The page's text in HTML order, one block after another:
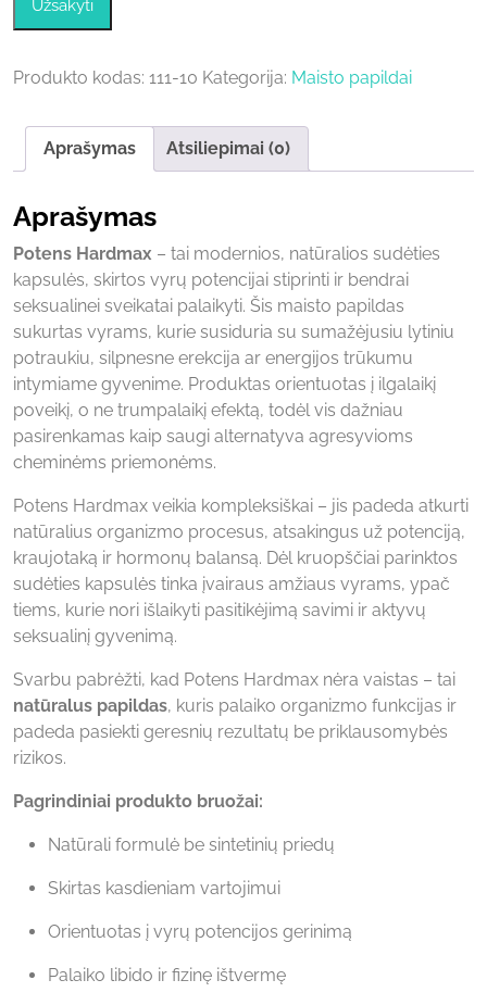
25,00 €.
Užsakyti
Produkto kodas: 111-10 Kategorija: Maisto papildai
Aprašymas Atsiliepimai (0)
Aprašymas
Potens Hardmax – tai modernios, natūralios sudėties
kapsulės, skirtos vyrų potencijai stiprinti ir bendrai
seksualinei sveikatai palaikyti. Šis maisto papildas
sukurtas vyrams, kurie susiduria su sumažėjusiu lytiniu
potraukiu, silpnesne erekcija ar energijos trūkumu
intymiame gyvenime. Produktas orientuotas į ilgalaikį
poveikį, o ne trumpalaikį efektą, todėl vis dažniau
pasirenkamas kaip saugi alternatyva agresyvioms
cheminėms priemonėms.
Potens Hardmax veikia kompleksiškai – jis padeda atkurti
natūralius organizmo procesus, atsakingus už potenciją,
kraujotaką ir hormonų balansą. Dėl kruopščiai parinktos
sudėties kapsulės tinka įvairaus amžiaus vyrams, ypač
tiems, kurie nori išlaikyti pasitikėjimą savimi ir aktyvų
seksualinį gyvenimą.
Svarbu pabrėžti, kad Potens Hardmax nėra vaistas – tai
natūralus papildas, kuris palaiko organizmo funkcijas ir
padeda pasiekti geresnių rezultatų be priklausomybės
rizikos.
Pagrindiniai produkto bruožai:
Natūrali formulė be sintetinių priedų
Skirtas kasdieniam vartojimui
Orientuotas į vyrų potencijos gerinimą
Palaiko libido ir fizinę ištvermę